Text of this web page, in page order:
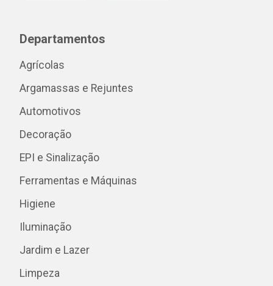
Departamentos
Agrícolas
Argamassas e Rejuntes
Automotivos
Decoração
EPI e Sinalização
Ferramentas e Máquinas
Higiene
Iluminação
Jardim e Lazer
Limpeza